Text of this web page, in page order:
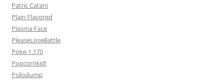
Patric Catani
Plain Flavored
Plasma Face
PleaseLoseBattle
Poke-1.170
Popcornkid!
Psilodump